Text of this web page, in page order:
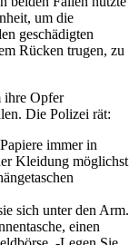
um die
geschädigten
Rücken trugen, zu
ihre Opfer
Die Polizei rät:
immer in
Kleidung möglichst
sich unter den Arm.
einen